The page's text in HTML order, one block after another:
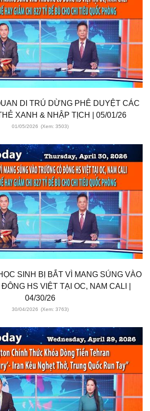
DI TRÚ DỪNG PHÊ DUYỆT CÁC
XANH & NHẬP TỊCH | 05/01/26
01/05/2026 (Xem: 3503)
SINH BỊ BẮT VÌ MANG SÚNG VÀO
HS VIỆT TẠI OC, NAM CALI |
04/30/26
30/04/2026 (Xem: 3763)